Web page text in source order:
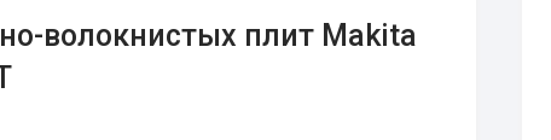
волокнистых плит Makita